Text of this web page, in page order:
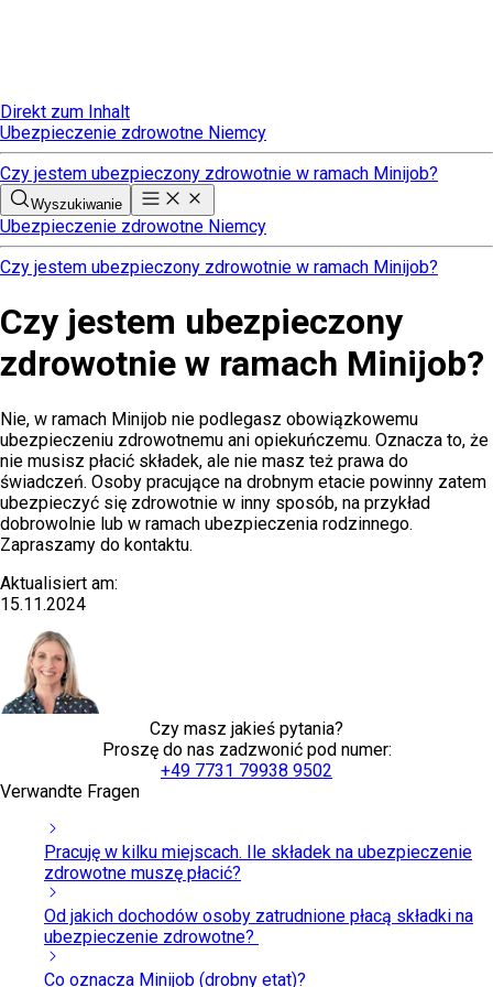
Direkt zum Inhalt
Ubezpieczenie zdrowotne Niemcy
Czy jestem ubezpieczony zdrowotnie w ramach Minijob?
Wyszukiwanie
Ubezpieczenie zdrowotne Niemcy
Czy jestem ubezpieczony zdrowotnie w ramach Minijob?
Czy jestem ubezpieczony
zdrowotnie w ramach Minijob?
Nie, w ramach Minijob nie podlegasz obowiązkowemu
ubezpieczeniu zdrowotnemu ani opiekuńczemu. Oznacza to, że
nie musisz płacić składek, ale nie masz też prawa do
świadczeń. Osoby pracujące na drobnym etacie powinny zatem
ubezpieczyć się zdrowotnie w inny sposób, na przykład
dobrowolnie lub w ramach ubezpieczenia rodzinnego.
Zapraszamy do kontaktu.
Aktualisiert am:
15.11.2024
Czy masz jakieś pytania?
Proszę do nas zadzwonić pod numer:
+49 7731 79938 9502
Verwandte Fragen
Pracuję w kilku miejscach. Ile składek na ubezpieczenie
zdrowotne muszę płacić?
Od jakich dochodów osoby zatrudnione płacą składki na
ubezpieczenie zdrowotne?
Co oznacza Minijob (drobny etat)?